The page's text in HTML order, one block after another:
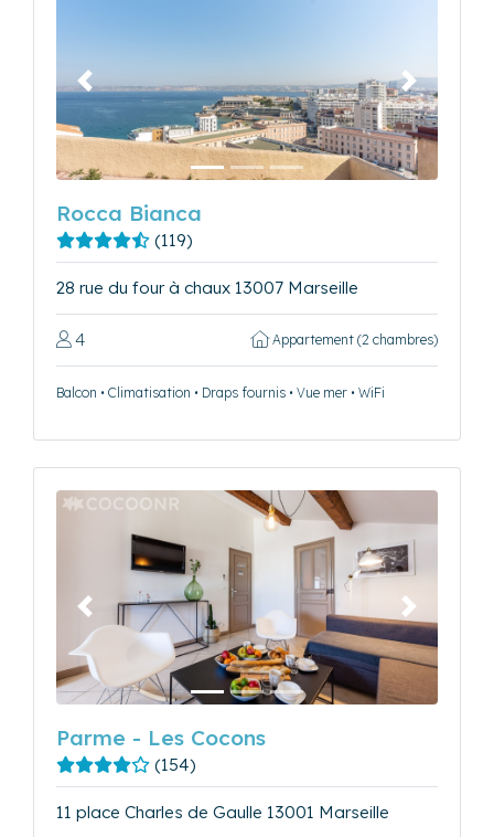
Précédent Suivant
Rocca Bianca
(119)
28 rue du four à chaux 13007 Marseille
4 Appartement (2 chambres)
Balcon • Climatisation • Draps fournis • Vue mer • WiFi
Précédent Suivant
Parme - Les Cocons
(154)
11 place Charles de Gaulle 13001 Marseille